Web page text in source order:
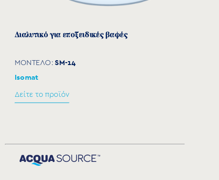
Διαλυτικό για εποξειδικές βαφές
ΜΟΝΤΕΛΟ:SM-14
Isomat
Δείτε το προϊόν